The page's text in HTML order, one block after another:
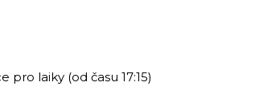
laiky (od času 17:15)